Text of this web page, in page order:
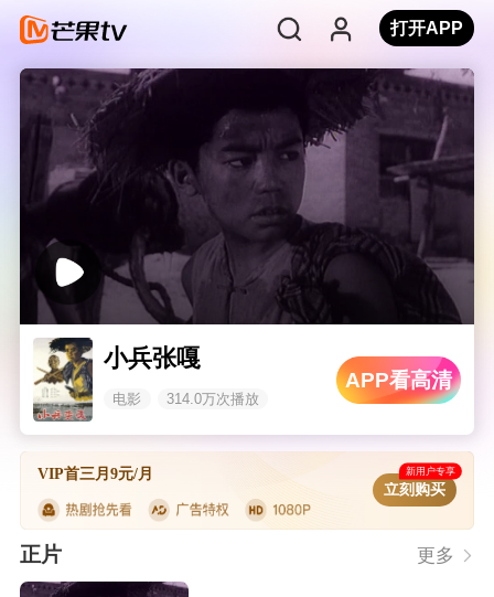
打开APP
小兵张嘎
电影 314.0万次播放
APP看高清
VIP首三月9元/月 新用户专享
立刻购买
正片 更多